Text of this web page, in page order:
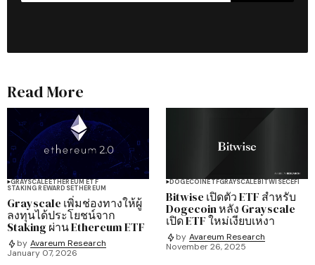
Read More
GRAYSCALEETHEREUM ETF
STAKING REWARDSETHEREUM
Grayscale เพิ่มช่องทางให้ผู้
ลงทุนได้ประโยชน์จาก
Staking ผ่าน Ethereum ETF
by Avareum Research
January 07, 2026
DOGECOINETFGRAYSCALEBITWISECEFI
Bitwise เปิดตัว ETF สำหรับ
Dogecoin หลัง Grayscale
เปิด ETF ใหม่เงียบเหงา
by Avareum Research
November 26, 2025